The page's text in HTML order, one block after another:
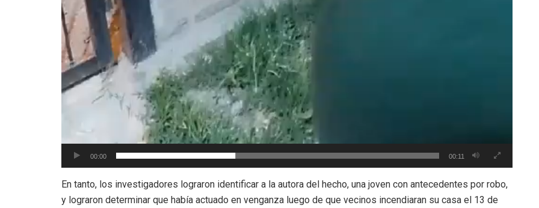
00:00 00:11
En tanto, los investigadores lograron identificar a la autora del hecho, una joven con antecedentes por robo,
y lograron determinar que había actuado en venganza luego de que vecinos incendiaran su casa el 13 de